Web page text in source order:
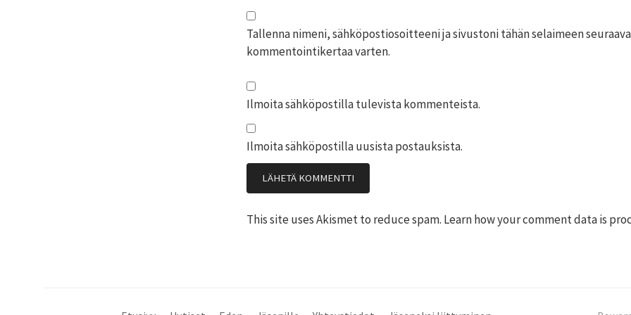
Tallenna nimeni, sähköpostiosoitteeni ja sivustoni tähän selaimeen
kommentointikertaa varten.
Ilmoita sähköpostilla tulevista kommenteista.
Ilmoita sähköpostilla uusista postauksista.
This site uses Akismet to reduce spam. Learn how your comment data is